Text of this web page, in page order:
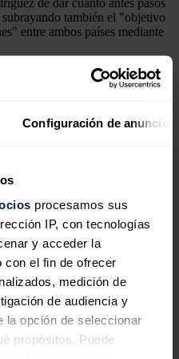
Configuración de anuncios
procesamos sus
IP, con tecnologías
y acceder la
con el fin de ofrecer
medición de
de audiencia y
la opción de seleccionar
propósitos. Puede
de dar cuanto antes pasos
también el "objetivo
entre ambos países mediante
en 2,5 años,
de 2025
con EEUU
sanciones
gas ruso